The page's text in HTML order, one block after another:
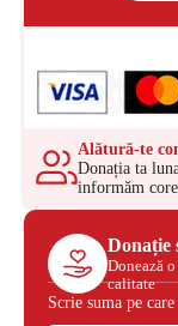
Alătură-te
Donația ta
informăm
Donație
Donează
calitate
Scrie suma pe